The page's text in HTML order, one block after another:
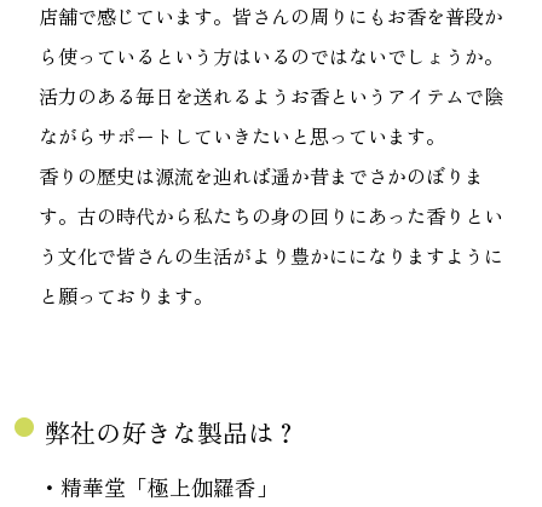
店舗で感じています。皆さんの周りにもお香を普段か
ら使っているという方はいるのではないでしょうか。
活力のある毎日を送れるようお香というアイテムで陰
ながらサポートしていきたいと思っています。
香りの歴史は源流を辿れば遥か昔までさかのぼりま
す。古の時代から私たちの身の回りにあった香りとい
う文化で皆さんの生活がより豊かにになりますように
と願っております。
fiber_manual_record 弊社の好きな製品は？
・精華堂「極上伽羅香」